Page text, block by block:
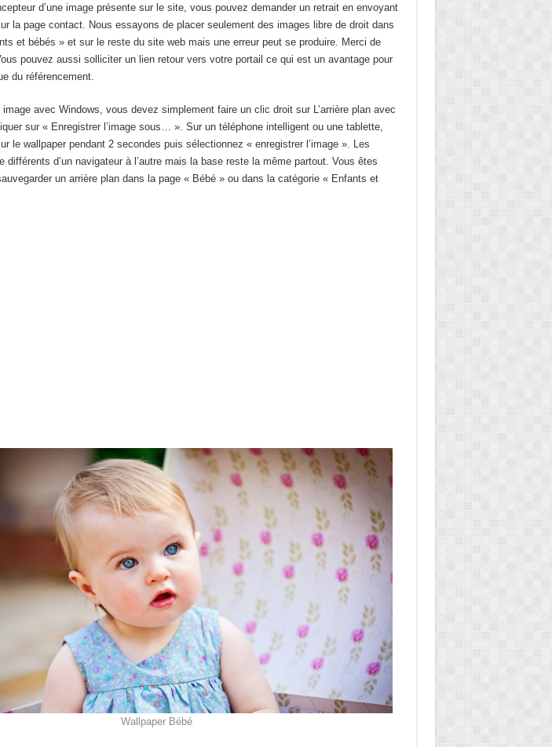
d’une image présente sur le site, vous pouvez demander un retrait en envoyant
la page contact. Nous essayons de placer seulement des images libre de droit dans
et bébés » et sur le reste du site web mais une erreur peut se produire. Merci de
pouvez aussi solliciter un lien retour vers votre portail ce qui est un avantage pour
du référencement.
image avec Windows, vous devez simplement faire un clic droit sur L’arrière plan avec
sur « Enregistrer l’image sous… ». Sur un téléphone intelligent ou une tablette,
le wallpaper pendant 2 secondes puis sélectionnez « enregistrer l’image ». Les
différents d’un navigateur à l’autre mais la base reste la même partout. Vous êtes
un arrière plan dans la page « Bébé » ou dans la catégorie « Enfants et
Wallpaper Bébé